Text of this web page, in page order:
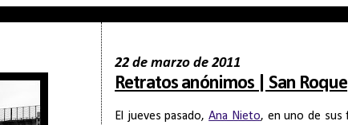
22 de marzo de 2011
Retratos anónimos | San Roque
El jueves pasado,Ana Nieto, en uno de sus